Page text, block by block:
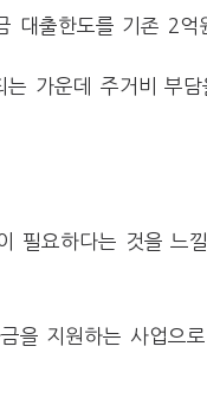
대출한도를 기존 2억
가운데 주거비 부
필요하다는 것을 느
을 지원하는 사업으